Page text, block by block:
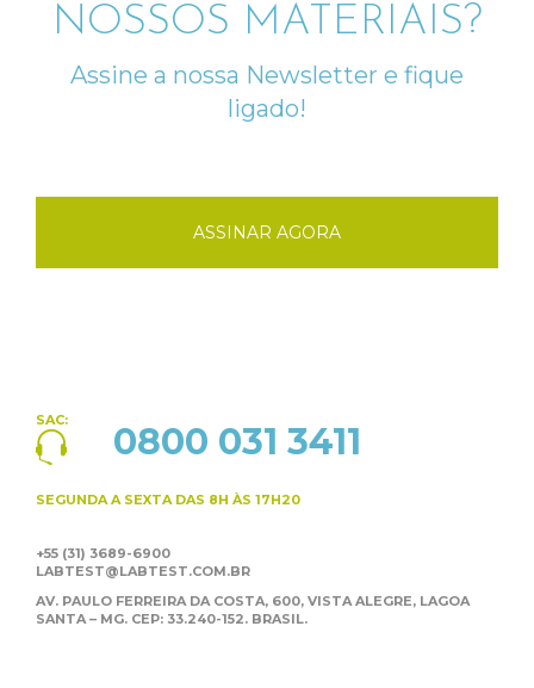
NOSSOS MATERIAIS?
Assine a nossa Newsletter e fique
ligado!
ASSINAR AGORA
SAC: 0800 031 3411
SEGUNDA A SEXTA DAS 8H ÀS 17H20
+55 (31) 3689-6900
LABTEST@LABTEST.COM.BR
AV. PAULO FERREIRA DA COSTA, 600, VISTA ALEGRE, LAGOA
SANTA – MG. CEP: 33.240-152. BRASIL.